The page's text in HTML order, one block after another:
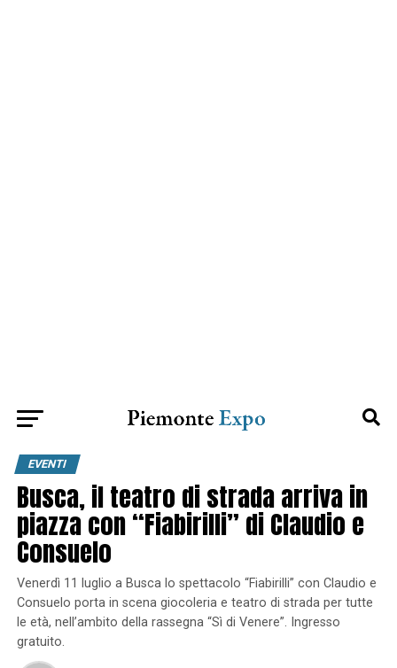
EVENTI
Busca, il teatro di strada arriva in
piazza con “Fiabirilli” di Claudio e
Consuelo
Venerdì 11 luglio a Busca lo spettacolo “Fiabirilli” con Claudio e
Consuelo porta in scena giocoleria e teatro di strada per tutte
le età, nell’ambito della rassegna “Sì di Venere”. Ingresso
gratuito.